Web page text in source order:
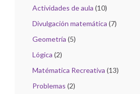
Actividades de aula (10)
Divulgación matemática (7)
Geometría (5)
Lógica (2)
Matématica Recreativa (13)
Problemas (2)